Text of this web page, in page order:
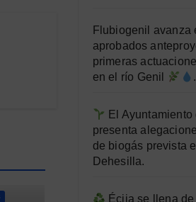
Flubiogenil avanza
aprobados
primeras
en el río Genil
.
El
presenta
de biogás prevista
Dehesilla.
Écija se llena